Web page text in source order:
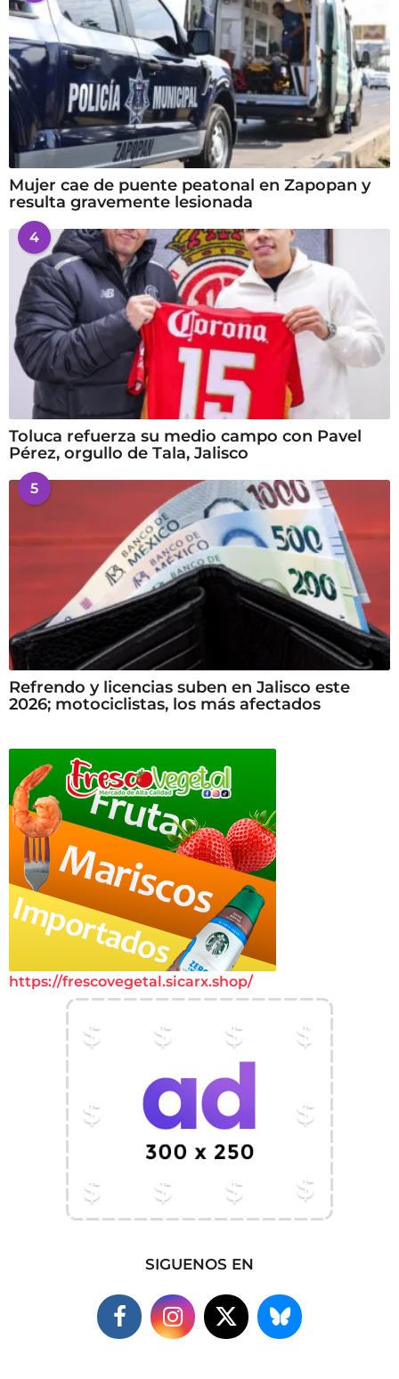
Mujer cae de puente peatonal en Zapopan y
resulta gravemente lesionada
4
Toluca refuerza su medio campo con Pavel
Pérez, orgullo de Tala, Jalisco
5
Refrendo y licencias suben en Jalisco este
2026; motociclistas, los más afectados
https://frescovegetal.sicarx.shop/
SIGUENOS EN